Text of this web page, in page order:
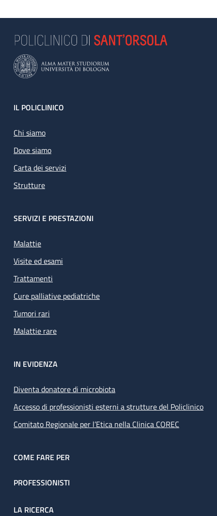
Footer
IL POLICLINICO
Chi siamo
Dove siamo
Carta dei servizi
Strutture
SERVIZI E PRESTAZIONI
Malattie
Visite ed esami
Trattamenti
Cure palliative pediatriche
Tumori rari
Malattie rare
IN EVIDENZA
Diventa donatore di microbiota
Accesso di professionisti esterni a strutture del Policlinico
Comitato Regionale per l’Etica nella Clinica COREC
COME FARE PER
PROFESSIONISTI
LA RICERCA